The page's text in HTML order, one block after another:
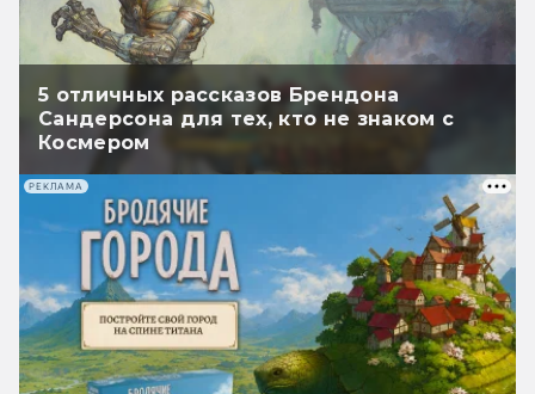
5 отличных рассказов Брендона
Сандерсона для тех, кто не знаком с
Космером
РЕКЛАМА